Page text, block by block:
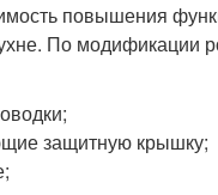
повышения
По модификации
защитную крышку;